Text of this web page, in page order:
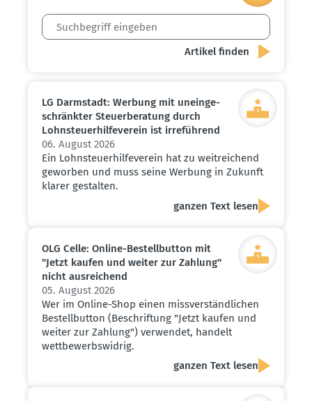
LG Darmstadt: Werbung mit unein­ge­
schränkter Steuer­be­ratung durch
Lohnsteu­er­hil­fe­verein ist irreführend
06. August 2026
Ein Lohnsteuerhilfeverein hat zu weitreichend
geworben und muss seine Werbung in Zukunft
klarer gestalten.
ganzen Text lesen
OLG Celle: Online-Bestell­button mit
"Jetzt kaufen und weiter zur Zahlung"
nicht ausrei­chend
05. August 2026
Wer im Online-Shop einen missverständlichen
Bestellbutton (Beschriftung "Jetzt kaufen und
weiter zur Zahlung") verwendet, handelt
wettbewerbswidrig.
ganzen Text lesen